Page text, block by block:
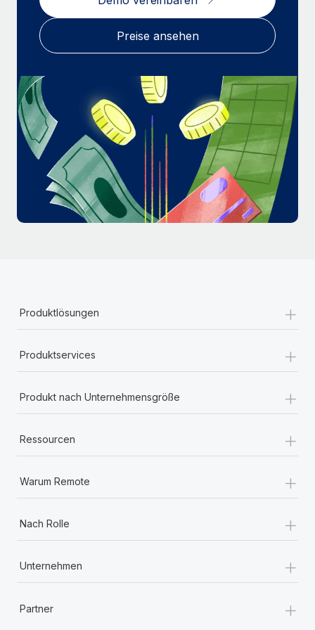
Mehr erfahren
Preise ansehen
Produktlösungen +
Produktservices +
Produkt nach Unternehmensgröße +
Ressourcen +
Warum Remote +
Nach Rolle +
Unternehmen +
Partner +